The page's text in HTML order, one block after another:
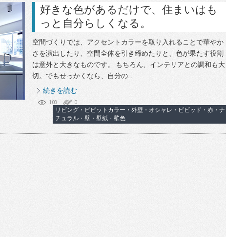
好きな色があるだけで、住まいはも
っと自分らしくなる。
空間づくりでは、アクセントカラーを取り入れることで華やか
さを演出したり、空間全体を引き締めたりと、色が果たす役割
は意外と大きなものです。 もちろん、インテリアとの調和も大
切。でもせっかくなら、自分の...
続きを読む
103 0
リビング・ビビットカラー・外壁・オシャレ・ビビッド・赤・ナ
チュラル・壁・壁紙・壁色